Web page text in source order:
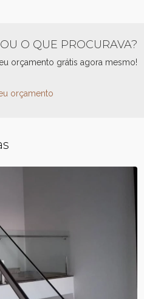
O QUE PROCURAVA?
orçamento grátis agora mesmo!
orçamento